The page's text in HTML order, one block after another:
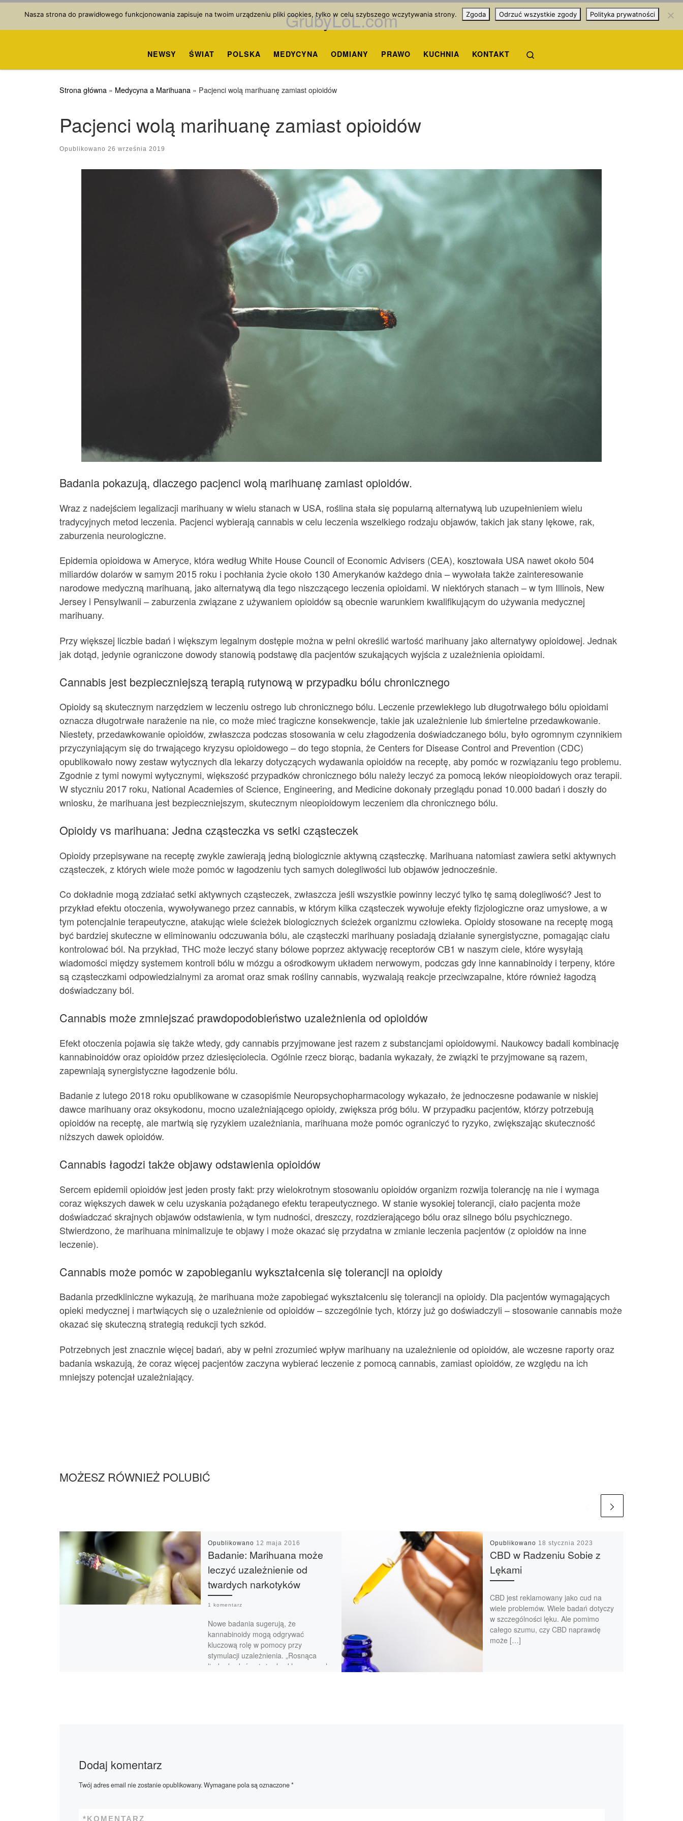
Przejdź do treści GrubyLoL.com
NEWSY ŚWIAT POLSKA MEDYCYNA ODMIANY PRAWO KUCHNIA KONTAKT
Strona główna » Medycyna a Marihuana » Pacjenci wolą marihuanę zamiast opioidów
Pacjenci wolą marihuanę zamiast opioidów
Opublikowano 26 września 2019
Badania pokazują, dlaczego pacjenci wolą marihuanę zamiast opioidów.
Wraz z nadejściem legalizacji marihuany w wielu stanach w USA, roślina stała się popularną alternatywą lub uzupełnieniem wielu
tradycyjnych metod leczenia. Pacjenci wybierają cannabis w celu leczenia wszelkiego rodzaju objawów, takich jak stany lękowe, rak,
zaburzenia neurologiczne.
Epidemia opioidowa w Ameryce, która według White House Council of Economic Advisers (CEA), kosztowała USA nawet około 504
miliardów dolarów w samym 2015 roku i pochłania życie około 130 Amerykanów każdego dnia – wywołała także zainteresowanie
narodowe medyczną marihuaną, jako alternatywą dla tego niszczącego leczenia opioidami. W niektórych stanach – w tym Illinois, New
Jersey i Pensylwanii – zaburzenia związane z używaniem opioidów są obecnie warunkiem kwalifikującym do używania medycznej
marihuany.
Przy większej liczbie badań i większym legalnym dostępie można w pełni określić wartość marihuany jako alternatywy opioidowej. Jednak
jak dotąd, jedynie ograniczone dowody stanowią podstawę dla pacjentów szukających wyjścia z uzależnienia opioidami.
Cannabis jest bezpieczniejszą terapią rutynową w przypadku bólu chronicznego
Opioidy są skutecznym narzędziem w leczeniu ostrego lub chronicznego bólu. Leczenie przewlekłego lub długotrwałego bólu opioidami
oznacza długotrwałe narażenie na nie, co może mieć tragiczne konsekwencje, takie jak uzależnienie lub śmiertelne przedawkowanie.
Niestety, przedawkowanie opioidów, zwłaszcza podczas stosowania w celu złagodzenia doświadczanego bólu, było ogromnym czynnikiem
przyczyniającym się do trwającego kryzysu opioidowego – do tego stopnia, że Centers for Disease Control and Prevention (CDC)
opublikowało nowy zestaw wytycznych dla lekarzy dotyczących wydawania opioidów na receptę, aby pomóc w rozwiązaniu tego problemu.
Zgodnie z tymi nowymi wytycznymi, większość przypadków chronicznego bólu należy leczyć za pomocą leków nieopioidowych oraz terapii.
W styczniu 2017 roku, National Academies of Science, Engineering, and Medicine dokonały przeglądu ponad 10.000 badań i doszły do
wniosku, że marihuana jest bezpieczniejszym, skutecznym nieopioidowym leczeniem dla chronicznego bólu.
Opioidy vs marihuana: Jedna cząsteczka vs setki cząsteczek
Opioidy przepisywane na receptę zwykle zawierają jedną biologicznie aktywną cząsteczkę. Marihuana natomiast zawiera setki aktywnych
cząsteczek, z których wiele może pomóc w łagodzeniu tych samych dolegliwości lub objawów jednocześnie.
Co dokładnie mogą zdziałać setki aktywnych cząsteczek, zwłaszcza jeśli wszystkie powinny leczyć tylko tę samą dolegliwość? Jest to
przykład efektu otoczenia, wywoływanego przez cannabis, w którym kilka cząsteczek wywołuje efekty fizjologiczne oraz umysłowe, a w
tym potencjalnie terapeutyczne, atakując wiele ścieżek biologicznych ścieżek organizmu człowieka. Opioidy stosowane na receptę mogą
być bardziej skuteczne w eliminowaniu odczuwania bólu, ale cząsteczki marihuany posiadają działanie synergistyczne, pomagając ciału
kontrolować ból. Na przykład, THC może leczyć stany bólowe poprzez aktywację receptorów CB1 w naszym ciele, które wysyłają
wiadomości między systemem kontroli bólu w mózgu a ośrodkowym układem nerwowym, podczas gdy inne kannabinoidy i terpeny, które
są cząsteczkami odpowiedzialnymi za aromat oraz smak rośliny cannabis, wyzwalają reakcje przeciwzapalne, które również łagodzą
doświadczany ból.
Cannabis może zmniejszać prawdopodobieństwo uzależnienia od opioidów
Efekt otoczenia pojawia się także wtedy, gdy cannabis przyjmowane jest razem z substancjami opioidowymi. Naukowcy badali kombinację
kannabinoidów oraz opioidów przez dziesięciolecia. Ogólnie rzecz biorąc, badania wykazały, że związki te przyjmowane są razem,
zapewniają synergistyczne łagodzenie bólu.
Badanie z lutego 2018 roku opublikowane w czasopiśmie Neuropsychopharmacology wykazało, że jednoczesne podawanie w niskiej
dawce marihuany oraz oksykodonu, mocno uzależniającego opioidy, zwiększa próg bólu. W przypadku pacjentów, którzy potrzebują
opioidów na receptę, ale martwią się ryzykiem uzależniania, marihuana może pomóc ograniczyć to ryzyko, zwiększając skuteczność
niższych dawek opioidów.
Cannabis łagodzi także objawy odstawienia opioidów
Sercem epidemii opioidów jest jeden prosty fakt: przy wielokrotnym stosowaniu opioidów organizm rozwija tolerancję na nie i wymaga
coraz większych dawek w celu uzyskania pożądanego efektu terapeutycznego. W stanie wysokiej tolerancji, ciało pacjenta może
doświadczać skrajnych objawów odstawienia, w tym nudności, dreszczy, rozdzierającego bólu oraz silnego bólu psychicznego.
Stwierdzono, że marihuana minimalizuje te objawy i może okazać się przydatna w zmianie leczenia pacjentów (z opioidów na inne
leczenie).
Cannabis może pomóc w zapobieganiu wykształcenia się tolerancji na opioidy
Badania przedkliniczne wykazują, że marihuana może zapobiegać wykształceniu się tolerancji na opioidy. Dla pacjentów wymagających
opieki medycznej i martwiących się o uzależnienie od opioidów – szczególnie tych, którzy już go doświadczyli – stosowanie cannabis może
okazać się skuteczną strategią redukcji tych szkód.
Potrzebnych jest znacznie więcej badań, aby w pełni zrozumieć wpływ marihuany na uzależnienie od opioidów, ale wczesne raporty oraz
badania wskazują, że coraz więcej pacjentów zaczyna wybierać leczenie z pomocą cannabis, zamiast opioidów, ze względu na ich
mniejszy potencjał uzależniający.
MOŻESZ RÓWNIEŻ POLUBIĆ
Opublikowano 12 maja 2016
Badanie: Marihuana może
leczyć uzależnienie od
twardych narkotyków
1 komentarz
Nowe badania sugerują, że
kannabinoidy mogą odgrywać
kluczową rolę w pomocy przy
stymulacji uzależnienia. „Rosnąca
liczba badań potwierdza kluczową rolę
Opublikowano 18 stycznia 2023
CBD w Radzeniu Sobie z
Lękami
CBD jest reklamowany jako cud na
wiele problemów. Wiele badań dotyczy
w szczególności lęku. Ale pomimo
całego szumu, czy CBD naprawdę
może […]
Dodaj komentarz
Twój adres email nie zostanie opublikowany. Wymagane pola są oznaczone*
KOMENTARZ
*
Nasza strona do prawidłowego funkcjonowania zapisuje na twoim urządzeniu pliki cookies, tylko w celu szybszego wczytywania strony. Zgoda Odrzuć wszystkie zgody Polityka prywatności